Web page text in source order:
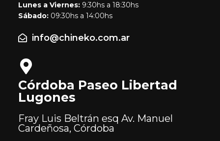
Lunes a Viernes: 9:30hs a 18:30hs
Sábado: 09:30hs a 14:00hs
info@chineko.com.ar
Córdoba Paseo Libertad
Lugones
Fray Luis Beltrán esq Av. Manuel
Cardeñosa, Córdoba